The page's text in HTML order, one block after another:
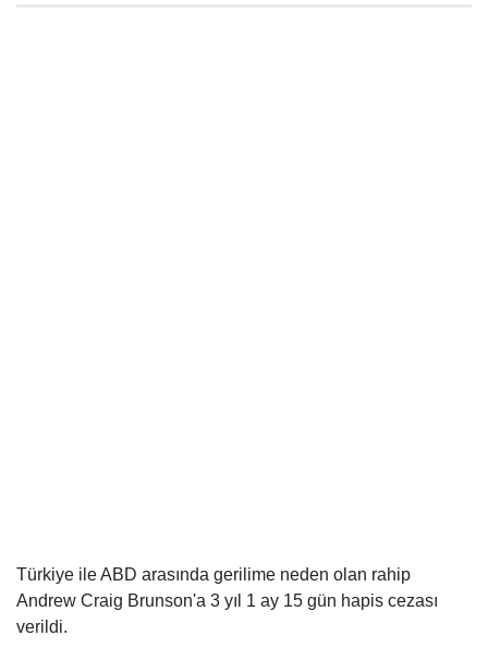
Türkiye ile ABD arasında gerilime neden olan rahip
Andrew Craig Brunson'a 3 yıl 1 ay 15 gün hapis cezası
verildi.